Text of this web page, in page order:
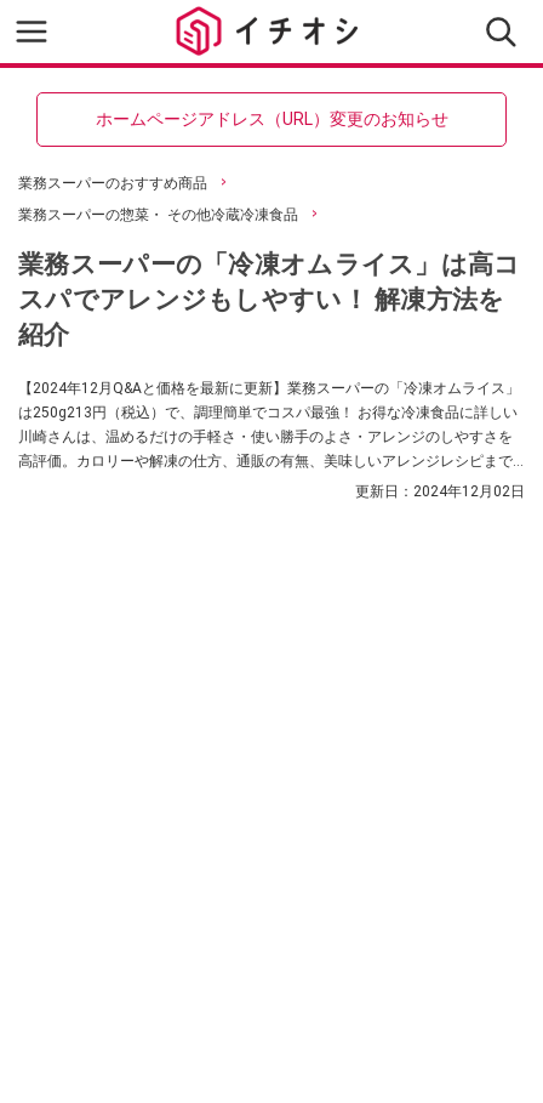
ホームページアドレス（URL）変更のお知らせ
業務スーパーのおすすめ商品
業務スーパーの惣菜・ その他冷蔵冷凍食品
業務スーパーの「冷凍オムライス」は高コ
スパでアレンジもしやすい！ 解凍方法を
紹介
【2024年12月Q&Aと価格を最新に更新】業務スーパーの「冷凍オムライス」
は250g213円（税込）で、調理簡単でコスパ最強！ お得な冷凍食品に詳しい
川崎さんは、温めるだけの手軽さ・使い勝手のよさ・アレンジのしやすさを
高評価。カロリーや解凍の仕方、通販の有無、美味しいアレンジレシピまで
更新日： 2024年12月02日